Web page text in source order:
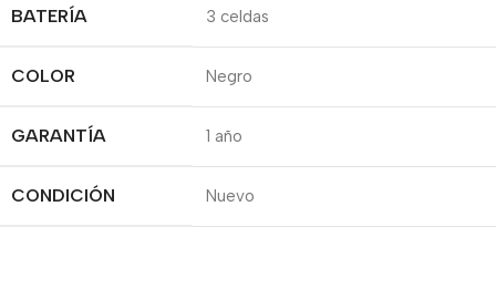
BATERÍA 3 celdas
COLOR Negro
GARANTÍA 1 año
CONDICIÓN Nuevo